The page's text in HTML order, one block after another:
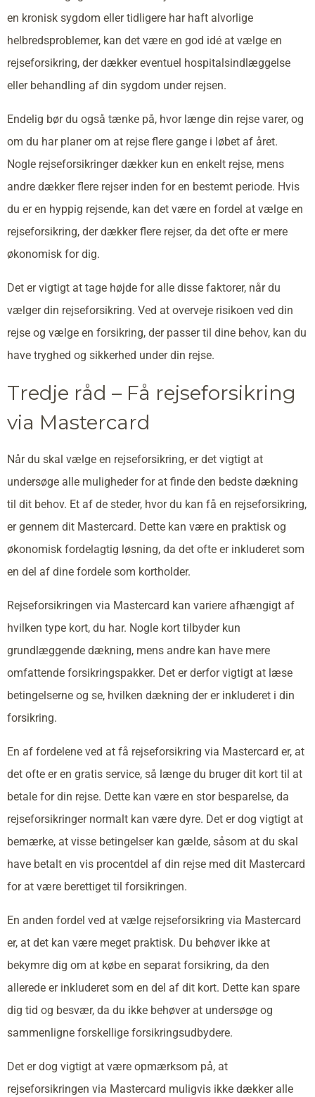
en kronisk sygdom eller tidligere har haft alvorlige
helbredsproblemer, kan det være en god idé at vælge en
rejseforsikring, der dækker eventuel hospitalsindlæggelse
eller behandling af din sygdom under rejsen.
Endelig bør du også tænke på, hvor længe din rejse varer, og
om du har planer om at rejse flere gange i løbet af året.
Nogle rejseforsikringer dækker kun en enkelt rejse, mens
andre dækker flere rejser inden for en bestemt periode. Hvis
du er en hyppig rejsende, kan det være en fordel at vælge en
rejseforsikring, der dækker flere rejser, da det ofte er mere
økonomisk for dig.
Det er vigtigt at tage højde for alle disse faktorer, når du
vælger din rejseforsikring. Ved at overveje risikoen ved din
rejse og vælge en forsikring, der passer til dine behov, kan du
have tryghed og sikkerhed under din rejse.
Tredje råd – Få rejseforsikring
via Mastercard
Når du skal vælge en rejseforsikring, er det vigtigt at
undersøge alle muligheder for at finde den bedste dækning
til dit behov. Et af de steder, hvor du kan få en rejseforsikring,
er gennem dit Mastercard. Dette kan være en praktisk og
økonomisk fordelagtig løsning, da det ofte er inkluderet som
en del af dine fordele som kortholder.
Rejseforsikringen via Mastercard kan variere afhængigt af
hvilken type kort, du har. Nogle kort tilbyder kun
grundlæggende dækning, mens andre kan have mere
omfattende forsikringspakker. Det er derfor vigtigt at læse
betingelserne og se, hvilken dækning der er inkluderet i din
forsikring.
En af fordelene ved at få rejseforsikring via Mastercard er, at
det ofte er en gratis service, så længe du bruger dit kort til at
betale for din rejse. Dette kan være en stor besparelse, da
rejseforsikringer normalt kan være dyre. Det er dog vigtigt at
bemærke, at visse betingelser kan gælde, såsom at du skal
have betalt en vis procentdel af din rejse med dit Mastercard
for at være berettiget til forsikringen.
En anden fordel ved at vælge rejseforsikring via Mastercard
er, at det kan være meget praktisk. Du behøver ikke at
bekymre dig om at købe en separat forsikring, da den
allerede er inkluderet som en del af dit kort. Dette kan spare
dig tid og besvær, da du ikke behøver at undersøge og
sammenligne forskellige forsikringsudbydere.
Det er dog vigtigt at være opmærksom på, at
rejseforsikringen via Mastercard muligvis ikke dækker alle